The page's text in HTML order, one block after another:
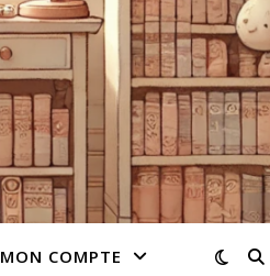
MON COMPTE